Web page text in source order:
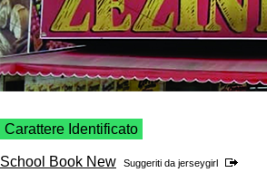
Carattere Identificato
School Book New Suggeriti da jerseygirl